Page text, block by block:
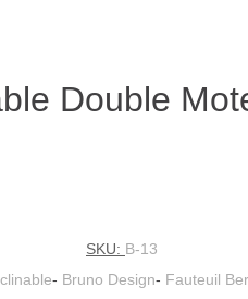
Double
SKU: B-13
- Bruno Design- Fauteuil